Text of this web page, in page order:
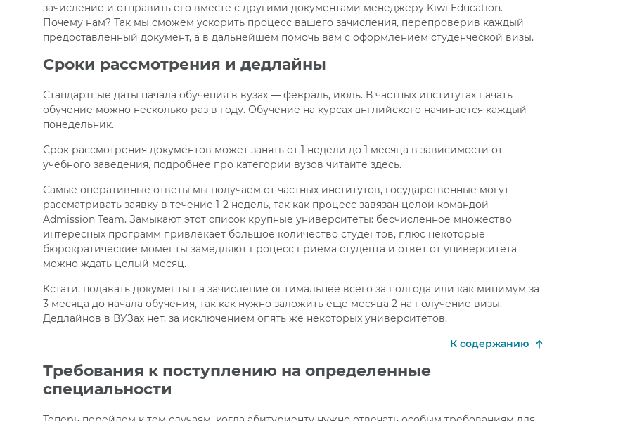
зачисление и отправить его вместе с другими документами менеджеру Kiwi Education.
Почему нам? Так мы сможем ускорить процесс вашего зачисления, перепроверив каждый
предоставленный документ, а в дальнейшем помочь вам с оформлением студенческой визы.
Сроки рассмотрения и дедлайны
Стандартные даты начала обучения в вузах — февраль, июль. В частных институтах начать
обучение можно несколько раз в году. Обучение на курсах английского начинается каждый
понедельник.
Срок рассмотрения документов может занять от 1 недели до 1 месяца в зависимости от
учебного заведения, подробнее про категории вузов читайте здесь.
Самые оперативные ответы мы получаем от частных институтов, государственные могут
рассматривать заявку в течение 1-2 недель, так как процесс завязан целой командой
Admission Team. Замыкают этот список крупные университеты: бесчисленное множество
интересных программ привлекает большое количество студентов, плюс некоторые
бюрократические моменты замедляют процесс приема студента и ответ от университета
можно ждать целый месяц.
Кстати, подавать документы на зачисление оптимальнее всего за полгода или как минимум за
3 месяца до начала обучения, так как нужно заложить еще месяца 2 на получение визы.
Дедлайнов в ВУЗах нет, за исключением опять же некоторых университетов.
К содержанию
Требования к поступлению на определенные
специальности